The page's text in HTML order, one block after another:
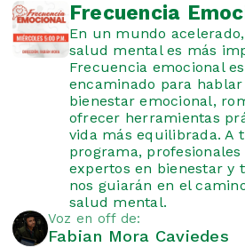
Frecuencia
En un mundo
salud mental es más
Frecuencia emocional
encaminado para
bienestar emocional,
ofrecer herramientas
vida más equilibrada. A
programa,
expertos en bienestar y
nos guiarán en el
salud mental.
Voz en off de:
Fabian Mora Caviedes